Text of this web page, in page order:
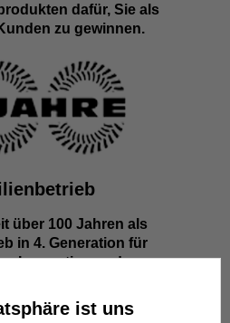
dafür, Sie als
zu gewinnen.
über 100 Jahren als
in 4. Generation für
Innovation und
ist uns